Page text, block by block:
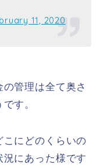
11, 2020
管理は全て奥さ
す。
にどのくらいの
にあった様です